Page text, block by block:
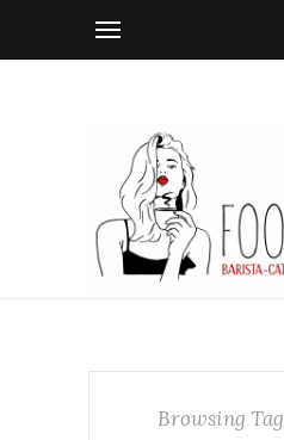
Browsing Tag